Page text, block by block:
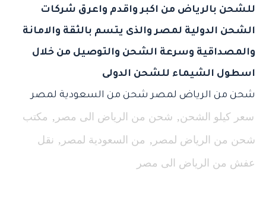
للشحن بالرياض من اكبر واقدم واعرق شركات
الشحن الدولية لمصر والذى يتسم بالثقة والامانة
والمصداقية وسرعة الشحن والتوصيل من خلال
اسطول الشيماء للشحن الدولى
شحن من الرياض لمصر شحن من السعودية لمصر
سعر كيلو الشحن, شحن من الرياض الى مصر , مكتب
شحن من الرياض لمصر , من السعودية لمصر , نقل
عفش من الرياض الى مصر